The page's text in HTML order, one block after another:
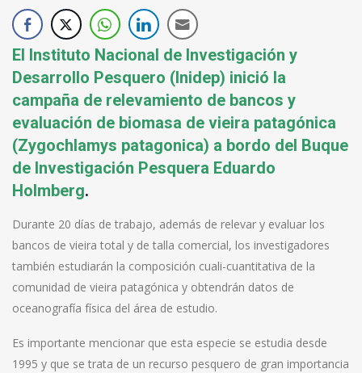
El Instituto Nacional de Investigación y
Desarrollo Pesquero (Inidep) inició la
campaña de relevamiento de bancos y
evaluación de biomasa de vieira patagónica
(Zygochlamys patagonica) a bordo del Buque
de Investigación Pesquera Eduardo
Holmberg.
Durante 20 días de trabajo, además de relevar y evaluar los
bancos de vieira total y de talla comercial, los investigadores
también estudiarán la composición cuali-cuantitativa de la
comunidad de vieira patagónica y obtendrán datos de
oceanografía física del área de estudio.
Es importante mencionar que esta especie se estudia desde
1995 y que se trata de un recurso pesquero de gran importancia